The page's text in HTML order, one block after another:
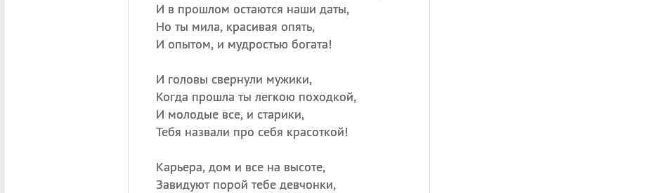
И в прошлом остаются наши даты,
Но ты мила, красивая опять,
И опытом, и мудростью богата!
И головы свернули мужики,
Когда прошла ты легкою походкой,
И молодые все, и старики,
Тебя назвали про себя красоткой!
Карьера, дом и все на высоте,
Завидуют порой тебе девчонки,